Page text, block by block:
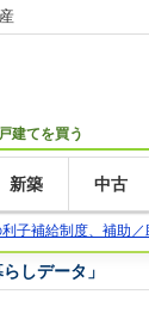
建てを買う
新築 中古
子補給制度、補助
しデータ」